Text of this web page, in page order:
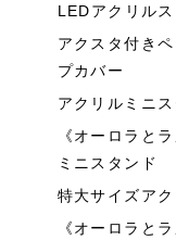
LEDアクリル
アクスタ付き
プカバー
アクリルミニス
《オーロラと
ミニスタンド
特大サイズア
《オーロラと